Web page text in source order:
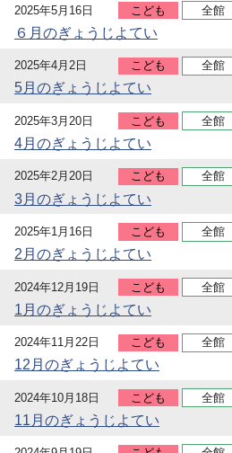
2025年5月16日 こども 全館
６月のぎょうじよてい
2025年4月2日 こども 全館
5月のぎょうじよてい
2025年3月20日 こども 全館
4月のぎょうじよてい
2025年2月20日 こども 全館
3月のぎょうじよてい
2025年1月16日 こども 全館
2月のぎょうじよてい
2024年12月19日 こども 全館
1月のぎょうじよてい
2024年11月22日 こども 全館
12月のぎょうじよてい
2024年10月18日 こども 全館
11月のぎょうじよてい